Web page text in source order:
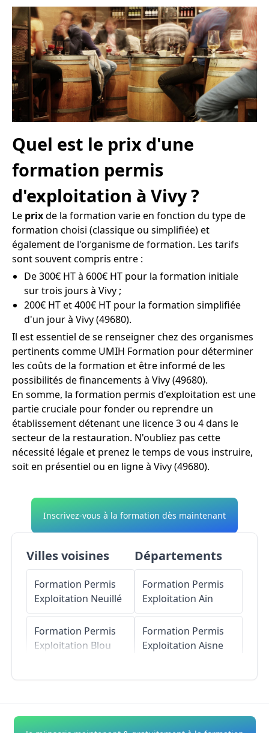
Quel est le prix d'une
formation permis
d'exploitation à Vivy ?
Le prixde la formation varie en fonction du type de
formation choisi (classique ou simplifiée) et
également de l'organisme de formation. Les tarifs
sont souvent compris entre :
De 300€ HT à 600€ HT pour la formation initiale
sur trois jours à Vivy ;
200€ HT et 400€ HT pour la formation simplifiée
d'un jour à Vivy (49680).
Il est essentiel de se renseigner chez des organismes
pertinents comme UMIH Formation pour déterminer
les coûts de la formation et être informé de les
possibilités de financements à Vivy (49680).
En somme, la formation permis d'exploitation est une
partie cruciale pour fonder ou reprendre un
établissement détenant une licence 3 ou 4 dans le
secteur de la restauration. N'oubliez pas cette
nécessité légale et prenez le temps de vous instruire,
soit en présentiel ou en ligne à Vivy (49680).
Inscrivez-vous à la formation dès maintenant
Villes voisines
Formation Permis
Exploitation Neuillé
Formation Permis
Exploitation Blou
Formation Permis
Martin-de-la-Place
Départements
Formation Permis
Exploitation Ain
Formation Permis
Exploitation Aisne
Formation Permis